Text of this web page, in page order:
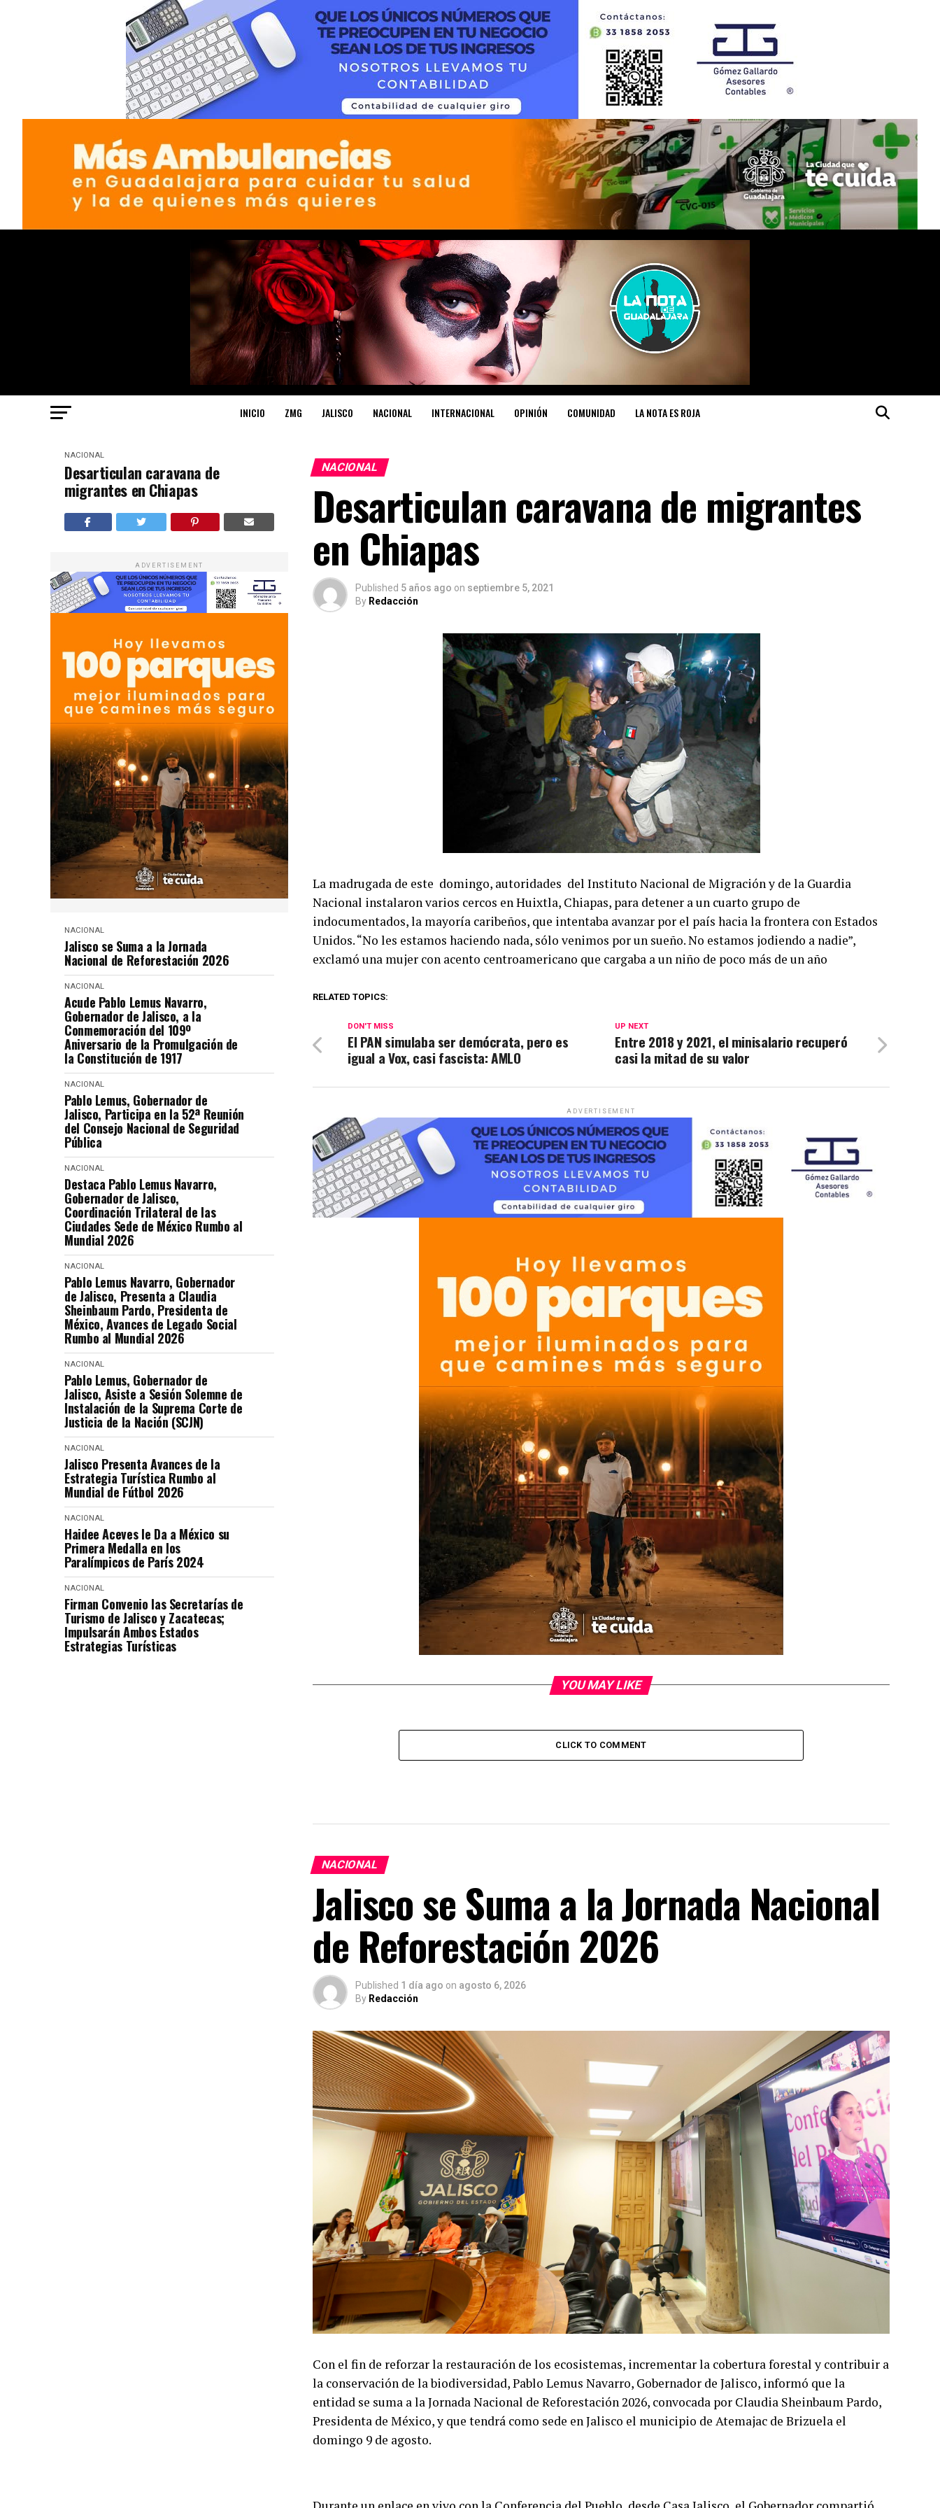
INICIO ZMG JALISCO NACIONAL INTERNACIONAL OPINIÓN COMUNIDAD LA NOTA ES ROJA
NACIONAL
Desarticulan caravana de
migrantes en Chiapas
ADVERTISEMENT
NACIONAL
Jalisco se Suma a la Jornada
Nacional de Reforestación 2026
NACIONAL
Acude Pablo Lemus Navarro,
Gobernador de Jalisco, a la
Conmemoración del 109º
Aniversario de la Promulgación de
la Constitución de 1917
NACIONAL
Pablo Lemus, Gobernador de
Jalisco, Participa en la 52ª Reunión
del Consejo Nacional de Seguridad
Pública
NACIONAL
Destaca Pablo Lemus Navarro,
Gobernador de Jalisco,
Coordinación Trilateral de las
Ciudades Sede de México Rumbo al
Mundial 2026
NACIONAL
Pablo Lemus Navarro, Gobernador
de Jalisco, Presenta a Claudia
Sheinbaum Pardo, Presidenta de
México, Avances de Legado Social
Rumbo al Mundial 2026
NACIONAL
Pablo Lemus, Gobernador de
Jalisco, Asiste a Sesión Solemne de
Instalación de la Suprema Corte de
Justicia de la Nación (SCJN)
NACIONAL
Jalisco Presenta Avances de la
Estrategia Turística Rumbo al
Mundial de Fútbol 2026
NACIONAL
Haidee Aceves le Da a México su
Primera Medalla en los
Paralímpicos de París 2024
NACIONAL
Firman Convenio las Secretarías de
Turismo de Jalisco y Zacatecas;
Impulsarán Ambos Estados
Estrategias Turísticas
NACIONAL
Desarticulan caravana de migrantes
en Chiapas
Published 5 años ago on septiembre 5, 2021
By Redacción
La madrugada de este domingo, autoridades del Instituto Nacional de Migración y de la Guardia
Nacional instalaron varios cercos en Huixtla, Chiapas, para detener a un cuarto grupo de
indocumentados, la mayoría caribeños, que intentaba avanzar por el país hacia la frontera con Estados
Unidos. “No les estamos haciendo nada, sólo venimos por un sueño. No estamos jodiendo a nadie”,
exclamó una mujer con acento centroamericano que cargaba a un niño de poco más de un año
RELATED TOPICS:
UP NEXT
Entre 2018 y 2021, el minisalario recuperó
casi la mitad de su valor
DON'T MISS
El PAN simulaba ser demócrata, pero es
igual a Vox, casi fascista: AMLO
ADVERTISEMENT
YOU MAY LIKE
CLICK TO COMMENT
NACIONAL
Jalisco se Suma a la Jornada Nacional
de Reforestación 2026
Published 1 día ago on agosto 6, 2026
By Redacción
Con el fin de reforzar la restauración de los ecosistemas, incrementar la cobertura forestal y contribuir a
la conservación de la biodiversidad, Pablo Lemus Navarro, Gobernador de Jalisco, informó que la
entidad se suma a la Jornada Nacional de Reforestación 2026, convocada por Claudia Sheinbaum Pardo,
Presidenta de México, y que tendrá como sede en Jalisco el municipio de Atemajac de Brizuela el
domingo 9 de agosto.